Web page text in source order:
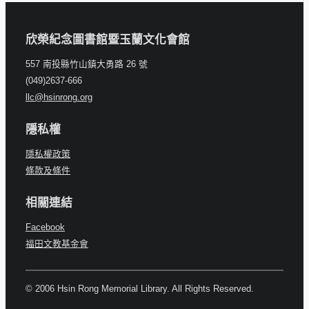
欣榮紀念圖書館暨玉蘭文化會館
557 南投縣竹山鎮大勇路 26 號
(049)2637-666
llc@hsinrong.org
隱私權
隱私權政策
條款及條件
相關連結
Facebook
福田文教基金會
© 2006 Hsin Rong Memorial Library. All Rights Reserved.